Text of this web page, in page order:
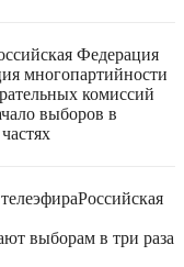
Федерация
многопартийности
комиссий
выборов в
Российская
выборам в три раза